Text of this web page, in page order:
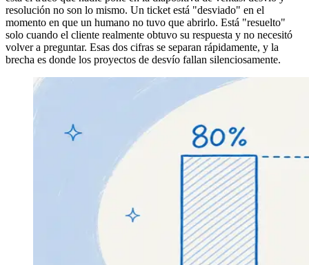
resolución no son lo mismo. Un ticket está "desviado" en el
momento en que un humano no tuvo que abrirlo. Está "resuelto"
solo cuando el cliente realmente obtuvo su respuesta y no necesitó
volver a preguntar. Esas dos cifras se separan rápidamente, y la
brecha es donde los proyectos de desvío fallan silenciosamente.